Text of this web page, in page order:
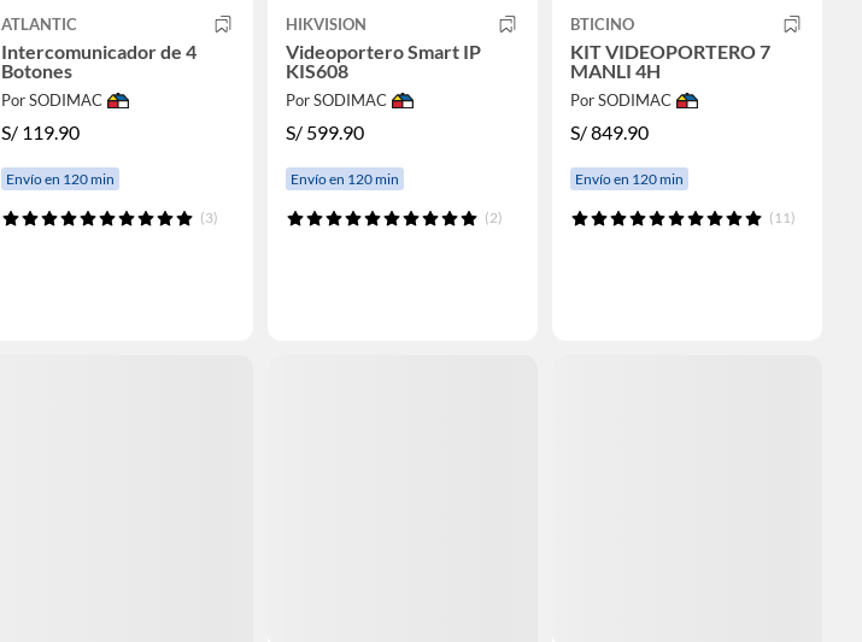
ATLANTIC
Intercomunicador de 4
Botones
Por SODIMAC
S/ 119.90
Envío en 120 min
(3)
HIKVISION
Videoportero Smart IP
KIS608
Por SODIMAC
S/ 599.90
Envío en 120 min
(2)
BTICINO
KIT VIDEOPORTERO 7
MANLI 4H
Por SODIMAC
S/849.90
Envío en 120 min
(11)